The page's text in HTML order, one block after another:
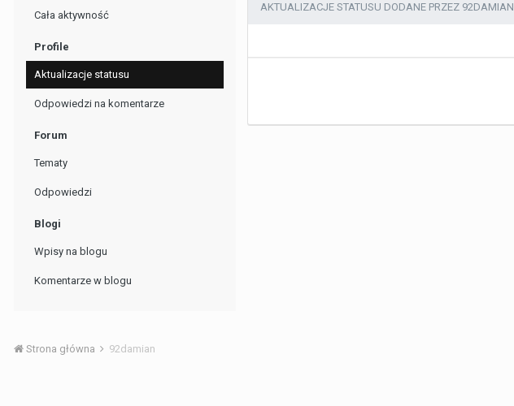
Cała aktywność
Profile
Aktualizacje statusu
Odpowiedzi na komentarze
Forum
Tematy
Odpowiedzi
Blogi
Wpisy na blogu
Komentarze w blogu
AKTUALIZACJE STATUSU DODANE PRZEZ 92DAMIAN
Strona główna 92damian